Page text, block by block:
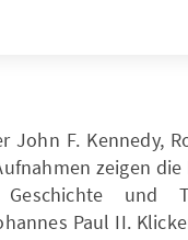
John F. Kennedy,
zeigen
und
Paul II.